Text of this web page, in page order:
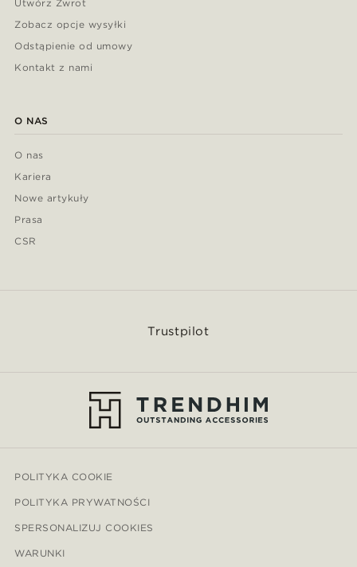
Utwórz Zwrot
Zobacz opcje wysyłki
Odstąpienie od umowy
Kontakt z nami
O NAS
O nas
Kariera
Nowe artykuły
Prasa
CSR
Trustpilot
POLITYKA COOKIE
POLITYKA PRYWATNOŚCI
SPERSONALIZUJ COOKIES
WARUNKI